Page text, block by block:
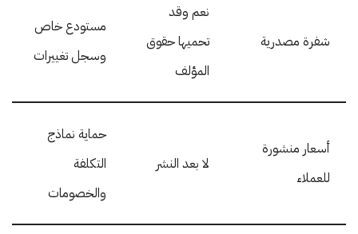
شفرة مصدرية
نعم وقد
تحميها حقوق
المؤلف
مستودع خاص
وسجل تغييرات
أسعار منشورة
للعملاء
لا بعد النشر
حماية نماذج
التكلفة
والخصومات